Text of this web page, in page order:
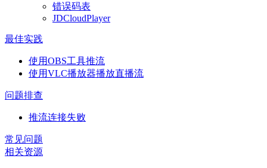
错误码表
JDCloudPlayer
最佳实践
使用OBS工具推流
使用VLC播放器播放直播流
问题排查
推流连接失败
常见问题
相关资源